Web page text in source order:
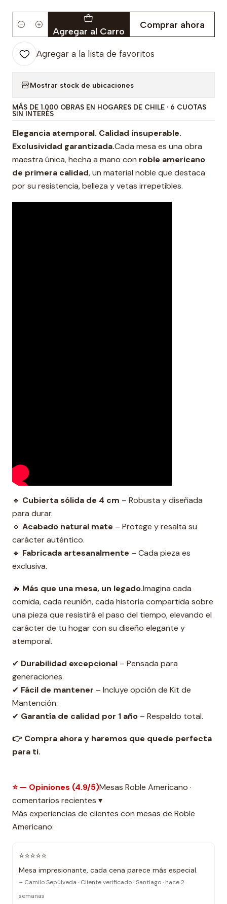
Cantidad Agregar al Carro
Comprar ahora
Agregar a la lista de favoritos
Mostrar stock de ubicaciones
MÁS DE 1.000 OBRAS EN HOGARES DE CHILE · 6 CUOTAS
SIN INTERÉS
Elegancia atemporal. Calidad insuperable.
Exclusividad garantizada.Cada mesa es una obra
maestra única, hecha a mano con roble americano
de primera calidad, un material noble que destaca
por su resistencia, belleza y vetas irrepetibles.
🔹 Cubierta sólida de 4 cm – Robusta y diseñada
para durar.
🔹 Acabado natural mate – Protege y resalta su
carácter auténtico.
🔹 Fabricada artesanalmente – Cada pieza es
exclusiva.
🔥 Más que una mesa, un legado.Imagina cada
comida, cada reunión, cada historia compartida sobre
una pieza que resistirá el paso del tiempo, elevando el
carácter de tu hogar con su diseño elegante y
atemporal.
✔ Durabilidad excepcional – Pensada para
generaciones.
✔ Fácil de mantener – Incluye opción de Kit de
Mantención.
✔ Garantía de calidad por 1 año – Respaldo total.
👉 Compra ahora y haremos que quede perfecta
para ti.
⭐ — Opiniones (4.9/5)Mesas Roble Americano ·
comentarios recientes ▾
Más experiencias de clientes con mesas de Roble
Americano:
⭐⭐⭐⭐⭐
Mesa impresionante, cada cena parece más especial.
– Camilo Sepúlveda · Cliente verificado · Santiago · hace 2
semanas